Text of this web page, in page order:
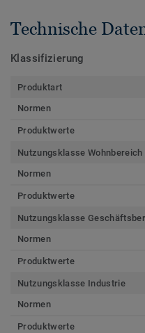
Technische
Klassifizierung
Produktart
Normen
Produktwerte
Nutzungsklasse Wohnbereich
Normen
Produktwerte
Nutzungsklasse
Normen
Produktwerte
Nutzungsklasse Industrie
Normen
Produktwerte